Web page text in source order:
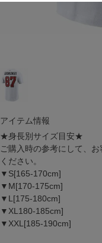
アイテム情報
★身長別サイズ目安★
ご購入時の参考にして、
ください。
▼S[165-170cm]
▼M[170-175cm]
▼L[175-180cm]
▼XL180-185cm]
▼XXL[185-190cm]